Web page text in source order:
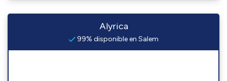
Alyrica
99% disponible en Salem